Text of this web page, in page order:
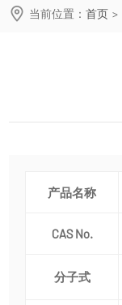
当前位置：首页 >
产品名称
CAS No.
分子式